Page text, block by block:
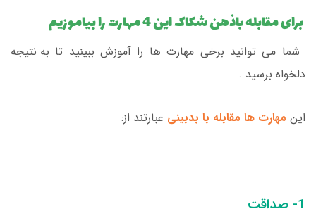
برای مقابله باذهن شکاک این 4 مهارت را بیاموزیم
شما می توانید برخی مهارت ها را آموزش ببینید تا به نتیجه
دلخواه برسید .
این مهارت ها مقابله با بدبینی عبارتند از:
1- صداقت